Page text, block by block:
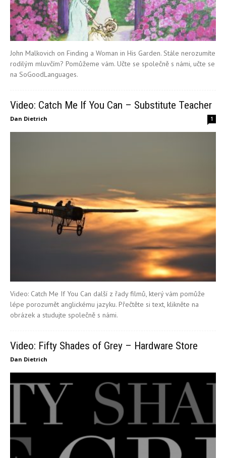
John Malkovich on Finding a Woman in His Garden. Stále nerozumíte
rodilým mluvčím? Pomůžeme vám. Učte se společně s námi, učte se
na SoGoodLanguages.
Video: Catch Me If You Can – Substitute Teacher
Dan Dietrich 1
Video: Catch Me If You Can další z řady filmů, který vám pomůže
lépe porozumět anglickému jazyku. Přečtěte si text, klikněte na
obrázek a studujte společně s námi.
Video: Fifty Shades of Grey – Hardware Store
Dan Dietrich